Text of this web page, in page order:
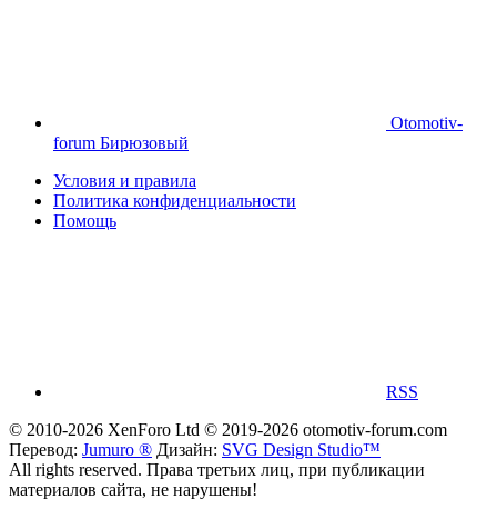
Otomotiv-
forum Бирюзовый
Условия и правила
Политика конфиденциальности
Помощь
RSS
© 2010-2026 XenForo Ltd © 2019-2026 otomotiv-forum.com
Перевод: Jumuro ® Дизайн: SVG Design Studio™
All rights reserved. Права третьих лиц, при публикации
материалов сайта, не нарушены!